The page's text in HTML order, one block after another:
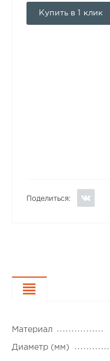
Купить в 1 клик
Поделиться:
Материал
Диаметр (мм)